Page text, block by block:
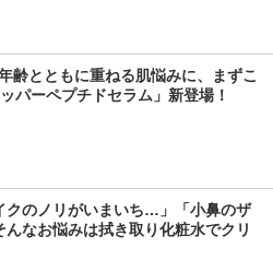
齢とともに重ねる肌悩みに、まずこ
パーペプチドセラム」新登場！
クのノリがいまいち…」「小鼻のザ
なお悩みは拭き取り化粧水でクリ